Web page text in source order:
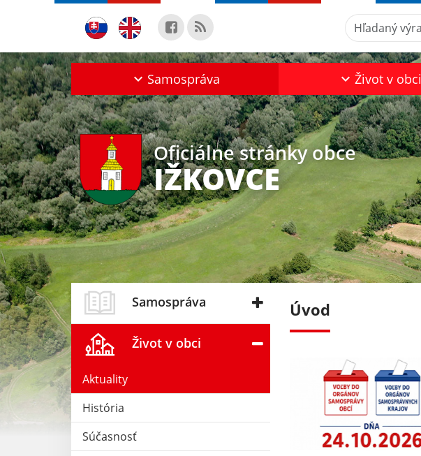
Hľadaný výraz...
Samospráva Život v obci
Oficiálne stránky obce
IŽKOVCE
Samospráva
Život v obci
Aktuality
História
Súčasnosť
Úvod